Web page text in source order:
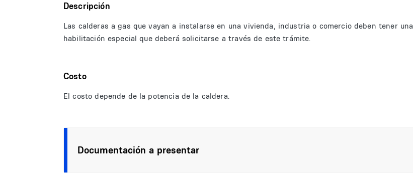
Descripción
Las calderas a gas que vayan a instalarse en una vivienda, industria o comercio deben tener una
habilitación especial que deberá solicitarse a través de este trámite.
Costo
El costo depende de la potencia de la caldera.
Documentación a presentar